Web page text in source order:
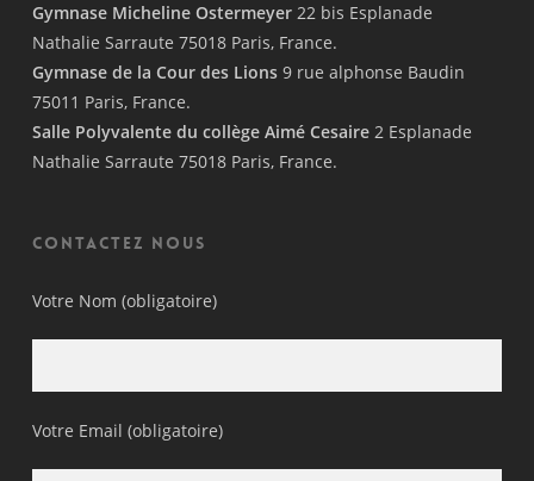
Gymnase Micheline Ostermeyer22 bis Esplanade
Nathalie Sarraute 75018 Paris, France.
Gymnase de la Cour des Lions9 rue alphonse Baudin
75011 Paris, France.
Salle Polyvalente du collège Aimé Cesaire2 Esplanade
Nathalie Sarraute 75018 Paris, France.
Contactez nous
Votre Nom (obligatoire)
Votre Email (obligatoire)